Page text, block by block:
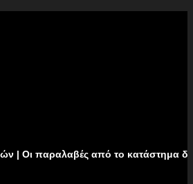
από το κατάστημα δεν θα